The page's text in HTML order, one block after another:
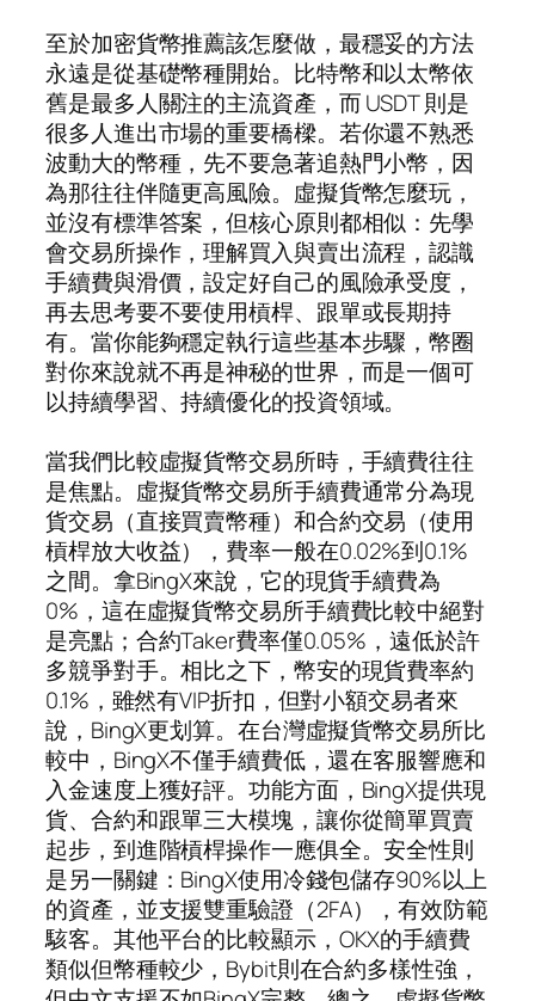
至於加密貨幣推薦該怎麼做，最穩妥的方法
永遠是從基礎幣種開始。比特幣和以太幣依
舊是最多人關注的主流資產，而 USDT 則是
很多人進出市場的重要橋樑。若你還不熟悉
波動大的幣種，先不要急著追熱門小幣，因
為那往往伴隨更高風險。虛擬貨幣怎麼玩，
並沒有標準答案，但核心原則都相似：先學
會交易所操作，理解買入與賣出流程，認識
手續費與滑價，設定好自己的風險承受度，
再去思考要不要使用槓桿、跟單或長期持
有。當你能夠穩定執行這些基本步驟，幣圈
對你來說就不再是神秘的世界，而是一個可
以持續學習、持續優化的投資領域。
當我們比較虛擬貨幣交易所時，手續費往往
是焦點。虛擬貨幣交易所手續費通常分為現
貨交易（直接買賣幣種）和合約交易（使用
槓桿放大收益），費率一般在0.02%到0.1%
之間。拿BingX來說，它的現貨手續費為
0%，這在虛擬貨幣交易所手續費比較中絕對
是亮點；合約Taker費率僅0.05%，遠低於許
多競爭對手。相比之下，幣安的現貨費率約
0.1%，雖然有VIP折扣，但對小額交易者來
說，BingX更划算。在台灣虛擬貨幣交易所比
較中，BingX不僅手續費低，還在客服響應和
入金速度上獲好評。功能方面，BingX提供現
貨、合約和跟單三大模塊，讓你從簡單買賣
起步，到進階槓桿操作一應俱全。安全性則
是另一關鍵：BingX使用冷錢包儲存90%以上
的資產，並支援雙重驗證（2FA），有效防範
駭客。其他平台的比較顯示，OKX的手續費
類似但幣種較少，Bybit則在合約多樣性強，